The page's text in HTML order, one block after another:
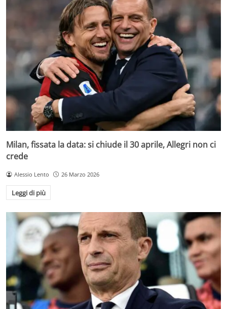
Milan, fissata la data: si chiude il 30 aprile, Allegri non ci
crede
Alessio Lento 26 Marzo 2026
Leggi di più